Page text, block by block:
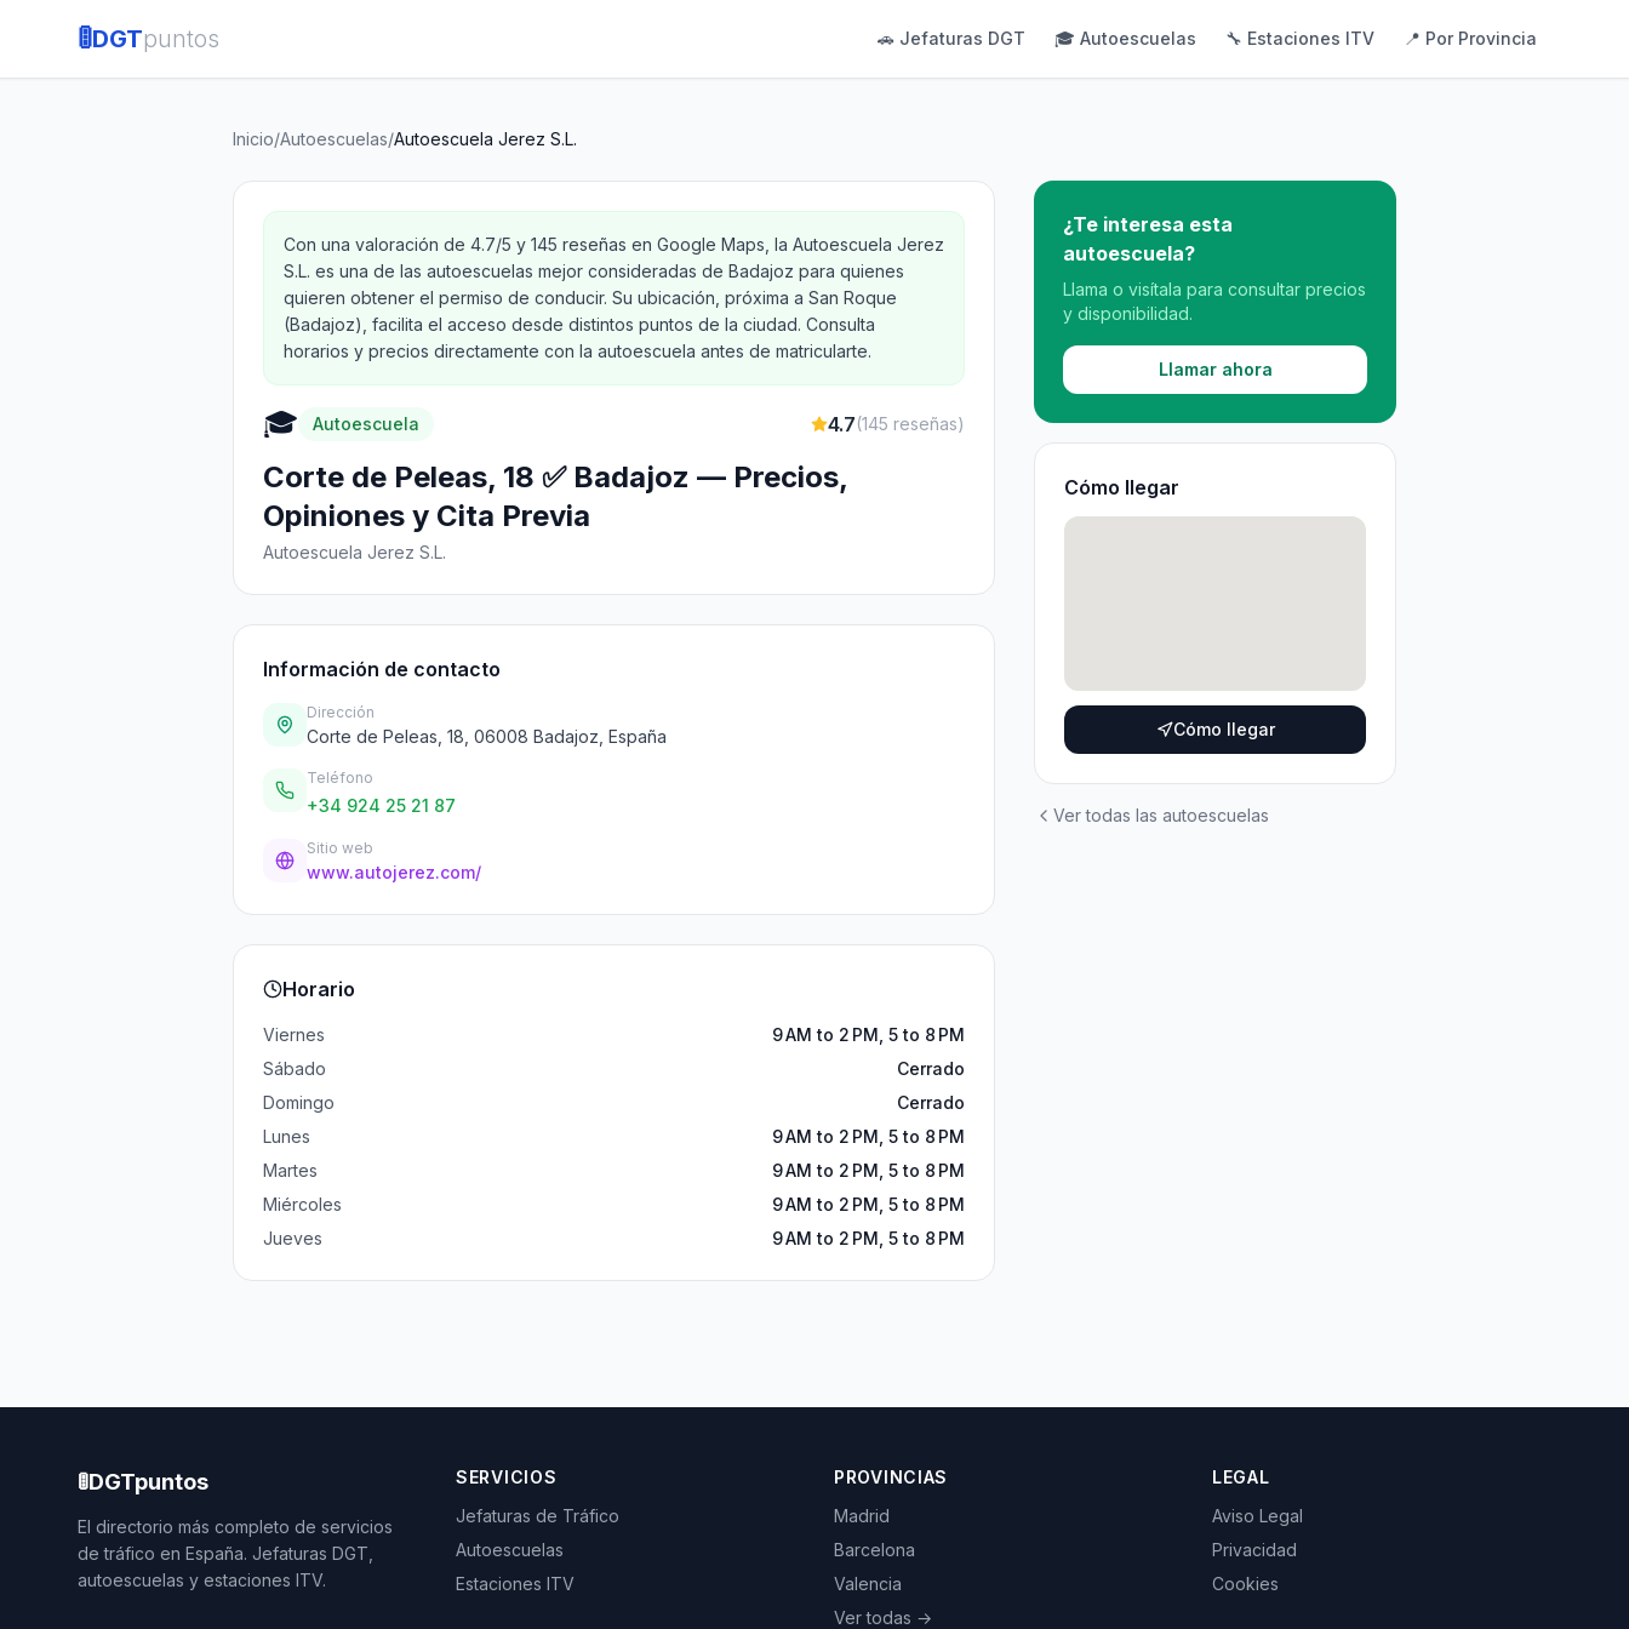
🚦DGTpuntos 🚗 Jefaturas DGT 🎓 Autoescuelas 🔧 Estaciones ITV 📍 Por Provincia
Inicio/Autoescuelas/Autoescuela Jerez S.L.
Con una valoración de 4.7/5 y 145 reseñas en Google Maps, la Autoescuela Jerez
S.L. es una de las autoescuelas mejor consideradas de Badajoz para quienes
quieren obtener el permiso de conducir. Su ubicación, próxima a San Roque
(Badajoz), facilita el acceso desde distintos puntos de la ciudad. Consulta
horarios y precios directamente con la autoescuela antes de matricularte.
🎓 Autoescuela 4.7(145 reseñas)
Corte de Peleas, 18 ✅ Badajoz — Precios,
Opiniones y Cita Previa
Autoescuela Jerez S.L.
Información de contacto
Dirección
Corte de Peleas, 18, 06008 Badajoz, España
Teléfono
+34 924 25 21 87
Sitio web
www.autojerez.com/
Horario
Viernes
9 AM to 2 PM, 5 to 8 PM
Sábado
Cerrado
Domingo
Cerrado
Lunes
9 AM to 2 PM, 5 to 8 PM
Martes
9 AM to 2 PM, 5 to 8 PM
Miércoles
9 AM to 2 PM, 5 to 8 PM
Jueves
9 AM to 2 PM, 5 to 8 PM
¿Te interesa esta
autoescuela?
Llama o visítala para consultar precios
y disponibilidad.
Llamar ahora
Cómo llegar
Cómo llegar
Ver todas las autoescuelas
🚦DGTpuntos
El directorio más completo de servicios
de tráfico en España. Jefaturas DGT,
autoescuelas y estaciones ITV.
SERVICIOS
Jefaturas de Tráfico
Autoescuelas
Estaciones ITV
PROVINCIAS
Madrid
Barcelona
Valencia
Ver todas →
LEGAL
Aviso Legal
Privacidad
Cookies